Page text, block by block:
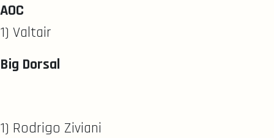
AOC
1) Valtair
Big Dorsal
1) Rodrigo Ziviani